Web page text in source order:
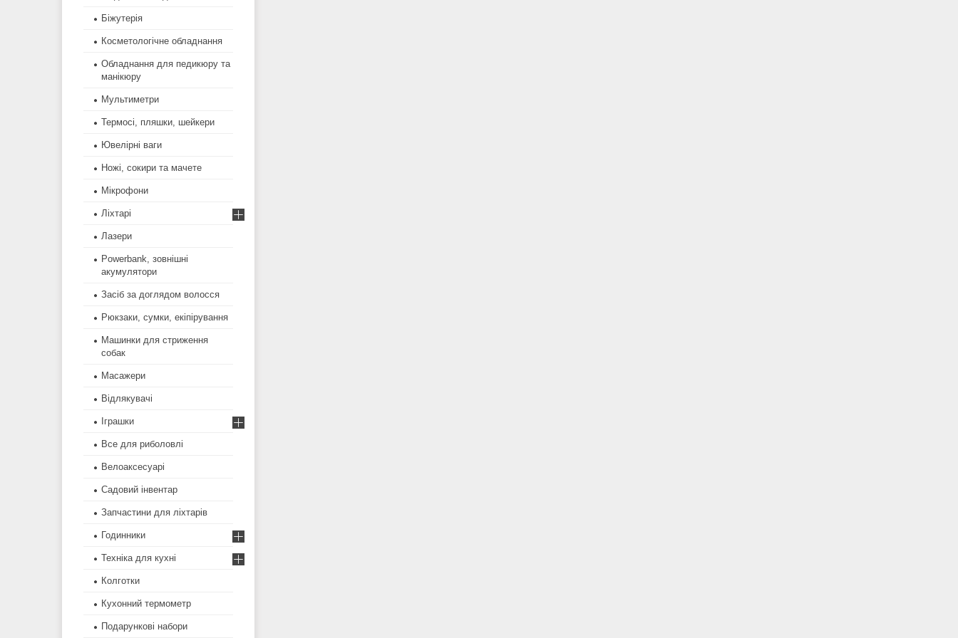
Біжутерія
Косметологічне обладнання
Обладнання для педикюру та
манікюру
Мультиметри
Термосі, пляшки, шейкери
Ювелірні ваги
Ножі, сокири та мачете
Мікрофони
Ліхтарі
Лазери
Powerbank, зовнішні
акумулятори
Засіб за доглядом волосся
Рюкзаки, сумки, екіпірування
Машинки для стриження
собак
Масажери
Відлякувачі
Іграшки
Все для риболовлі
Велоаксесуарі
Садовий інвентар
Запчастини для ліхтарів
Годинники
Техніка для кухні
Колготки
Кухонний термометр
Подарункові набори